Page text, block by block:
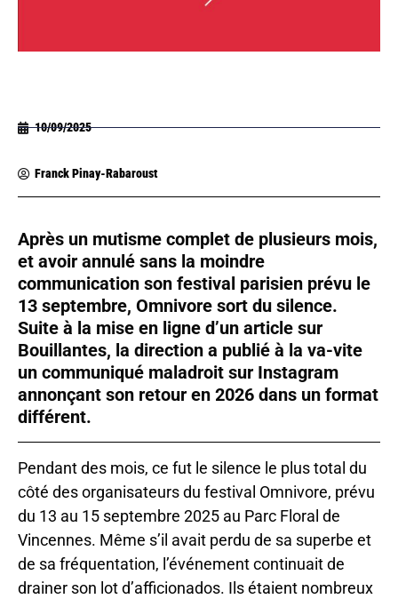
10/09/2025
Franck Pinay-Rabaroust
Après un mutisme complet de plusieurs mois,
et avoir annulé sans la moindre
communication son festival parisien prévu le
13 septembre, Omnivore sort du silence.
Suite à la mise en ligne d’un article sur
Bouillantes, la direction a publié à la va-vite
un communiqué maladroit sur Instagram
annonçant son retour en 2026 dans un format
différent.
Pendant des mois, ce fut le silence le plus total du
côté des organisateurs du festival Omnivore, prévu
du 13 au 15 septembre 2025 au Parc Floral de
Vincennes. Même s’il avait perdu de sa superbe et
de sa fréquentation, l’événement continuait de
drainer son lot d’afficionados. Ils étaient nombreux